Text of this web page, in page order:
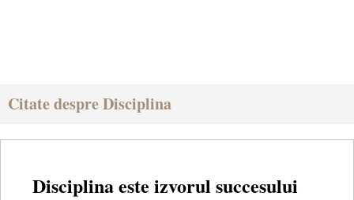
Citate despre Disciplina
Disciplina este izvorul succesului